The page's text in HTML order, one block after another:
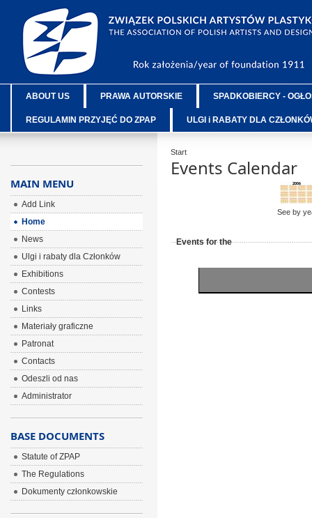
ABOUT US PRAWA AUTORSKIE SPADKOBIERCY -
REGULAMIN PRZYJĘĆ DO ZPAP ULGI i RABATY DLA
Start
Events Calendar
See by
Events for the
MAIN MENU
Add Link
Home
News
Ulgi i rabaty dla Członków
Exhibitions
Contests
Links
Materiały graficzne
Patronat
Contacts
Odeszli od nas
Administrator
BASE DOCUMENTS
Statute of ZPAP
The Regulations
Dokumenty członkowskie